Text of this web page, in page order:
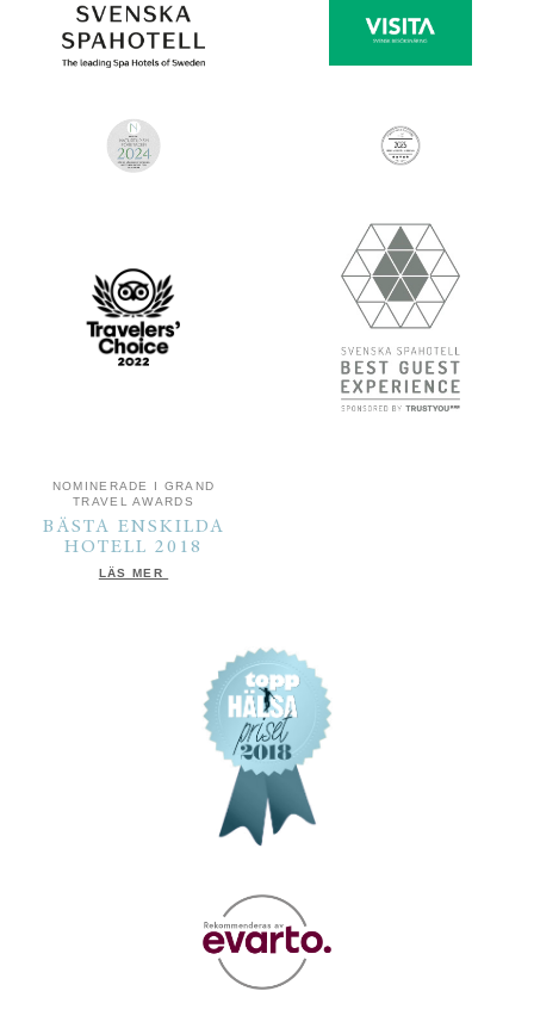
NOMINERADE I GRAND
TRAVEL AWARDS
BÄSTA ENSKILDA
HOTELL 2018
LÄS MER